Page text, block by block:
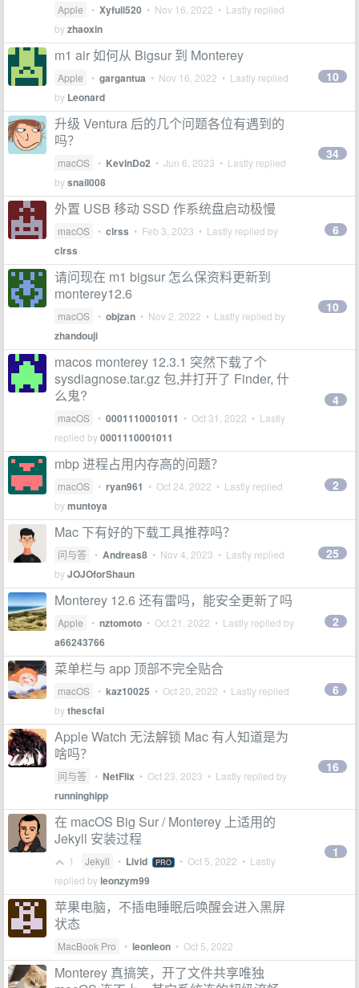
Apple • Xyfuli520 • Nov 16, 2022 • Lastly replied
byzhaoxin
m1 air 如何从 Bigsur 到 Monterey
Apple • gargantua • Nov 16, 2022 • Lastly replied
by Leonard
10
升级 Ventura 后的几个问题各位有遇到的
吗？
macOS • KevinDo2 • Jun 6, 2023 • Lastly replied
bysnail008
34
外置 USB 移动 SSD 作系统盘启动极慢
macOS • clrss • Feb 3, 2023 • Lastly replied by
clrss
6
请问现在 m1 bigsur 怎么保资料更新到
monterey12.6
macOS • objzan • Nov 2, 2022 • Lastly replied by
zhandouji
10
macos monterey 12.3.1 突然下载了个
sysdiagnose.tar.gz 包,并打开了 Finder, 什
么鬼?
macOS • 0001110001011 • Oct 31, 2022 • Lastly
replied by0001110001011
4
mbp 进程占用内存高的问题？
macOS • ryan961 • Oct 24, 2022 • Lastly replied
bymuntoya
2
Mac 下有好的下载工具推荐吗？
问与答 • Andreas8 • Nov 4, 2023 • Lastly replied
byJOJOforShaun
25
Monterey 12.6 还有雷吗，能安全更新了吗
Apple • nztomoto • Oct 21, 2022 • Lastly replied by
a66243766
2
菜单栏与 app 顶部不完全贴合
macOS • kaz10025 • Oct 20, 2022 • Lastly replied
bythescfai
6
Apple Watch 无法解锁 Mac 有人知道是为
啥吗？
问与答 • NetFlix • Oct 23, 2023 • Lastly replied by
runninghipp
16
在 macOS Big Sur / Monterey 上适用的
Jekyll 安装过程
1 Jekyll • Livid PRO • Oct 5, 2022 • Lastly
replied byleonzym99
1
苹果电脑，不插电睡眠后唤醒会进入黑屏
状态
MacBook Pro • leonleon • Oct 5, 2022
Monterey 真搞笑，开了文件共享唯独